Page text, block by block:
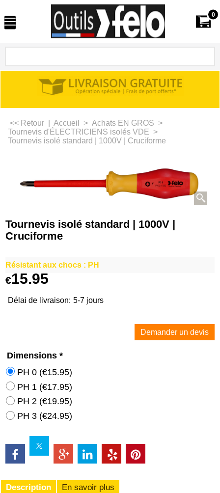
0
<< Retour Accueil > Achats EN GROS >
Tournevis d'ÉLECTRICIENS isolés VDE >
Tournevis isolé standard | 1000V | Cruciforme
Tournevis isolé standard | 1000V |
Cruciforme
Résistant aux chocs : PH
€15.95
Délai de livraison: 5-7 jours
Demander un devis
Dimensions *
PH 0 (€15.95)
PH 1 (€17.95)
PH 2 (€19.95)
PH 3 (€24.95)
Description En savoir plus